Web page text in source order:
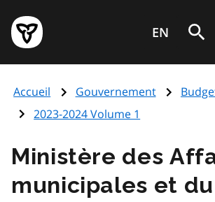
au
contenu
principal
Page
d'accueil
de
l'Ontario
EN
Accueil Gouvernement
2023-2024 Volume 1
Ministère des
municipales et du